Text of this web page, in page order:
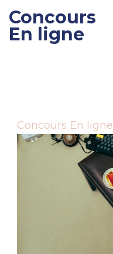
Concours
En ligne
Concours En ligne